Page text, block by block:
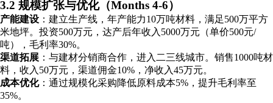
3.2 规模扩张与优化（Months 4-6）
产能建设 ：建立生产线，年产能力10万吨材料，满足500万平方
米地坪。投资500万元，达产后年收入5000万元（单价500元/
吨），毛利率30%。
渠道拓展 ：与建材分销商合作，进入二三线城市。销售1000吨材
料，收入50万元，渠道佣金10%，净收入45万元。
成本优化：通过规模化采购降低原料成本5%，提升毛利率至
35%。